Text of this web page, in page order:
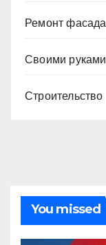
Ремонт фасада
Своими руками
Строительство
You missed